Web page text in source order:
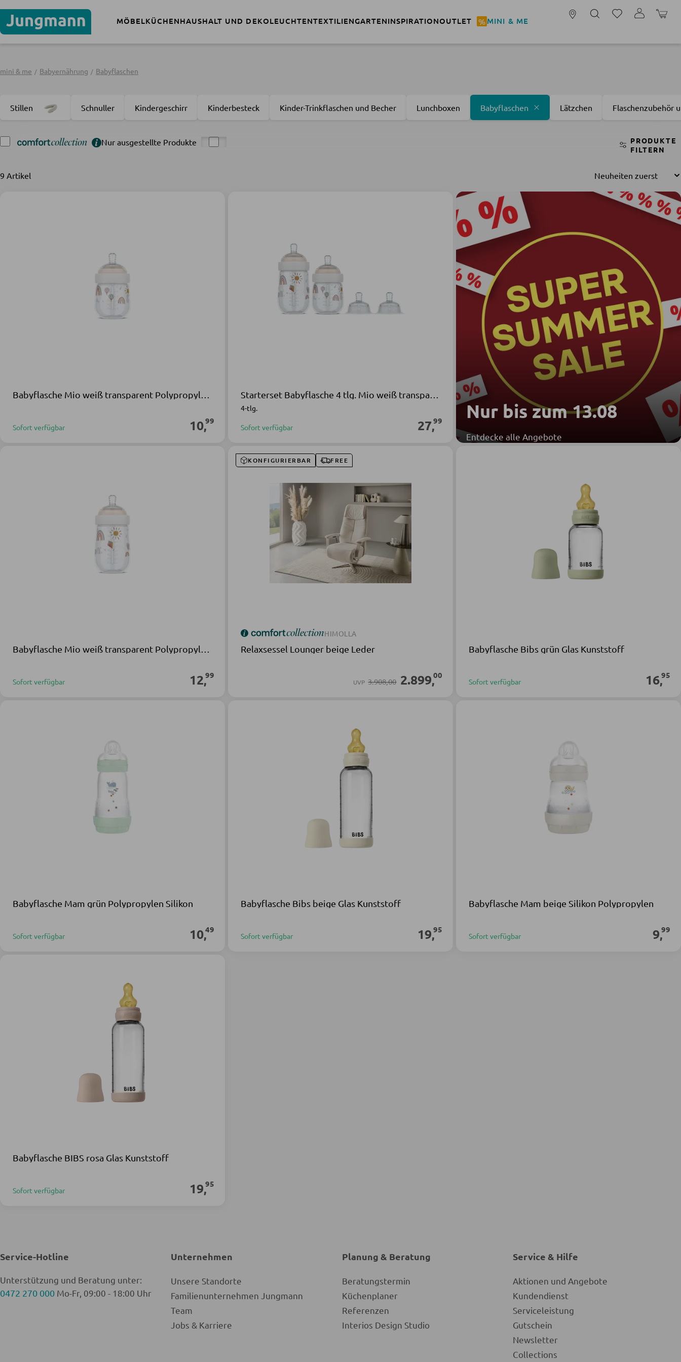
TOP DEALS ENTDECKEN
MÖBELKÜCHENHAUSHALT UND DEKOLEUCHTENTEXTILIENGARTENINSPIRATIONOUTLET % MINI & ME
mini & me Babyernährung Babyflaschen
Stillen Schnuller Kindergeschirr Kinderbesteck Kinder-Trinkflaschen und Becher Lunchboxen Babyflaschen Lätzchen Flaschenzubehör
PRODUKTE
FILTERN
Nur ausgestellte Produkte
9 Artikel
Nur bis zum 13.08
Entdecke alle Angebote
Sofort verfügbar 10,99
4-tlg.
Sofort verfügbar 27,99
Sofort verfügbar 12,99
KONFIGURIERBAR FREE
HIMOLLA
Relaxsessel Lounger beige Leder
UVP 3.908,00 2.899,00
Babyflasche Bibs grün Glas Kunststoff
Sofort verfügbar 16,95
Babyflasche Mam grün Polypropylen Silikon
Sofort verfügbar 10,49
Babyflasche Bibs beige Glas Kunststoff
Sofort verfügbar 19,95
Babyflasche Mam beige Silikon Polypropylen
Sofort verfügbar 9,99
Babyflasche BIBS rosa Glas Kunststoff
Sofort verfügbar 19,95
Service-Hotline
Unterstützung und Beratung unter:
0472 270 000 Mo-Fr, 09:00 - 18:00 Uhr
Unternehmen
Unsere Standorte
Familienunternehmen Jungmann
Team
Jobs & Karriere
Planung & Beratung
Beratungstermin
Küchenplaner
Referenzen
Interios Design Studio
Service & Hilfe
Aktionen und Angebote
Kundendienst
Serviceleistung
Gutschein
Newsletter
Collections